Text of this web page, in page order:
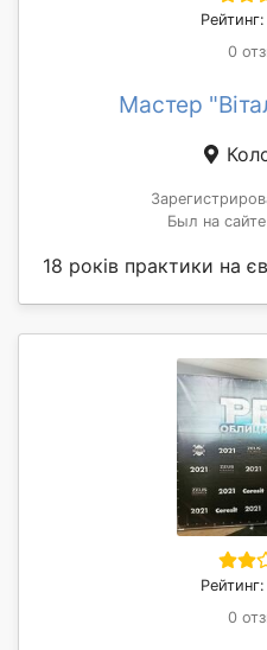
0
Мастер
Был на
18 років практики на
0